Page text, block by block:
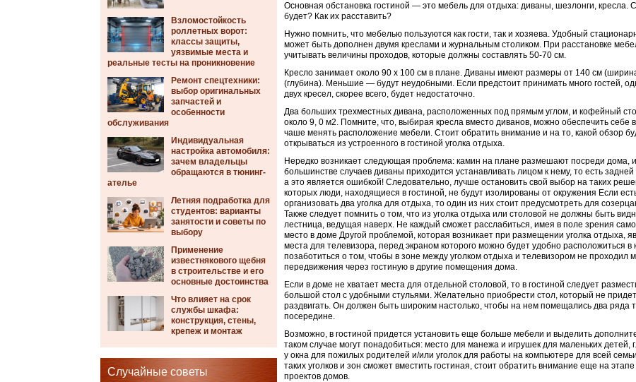
Взломостойкость
роллетных ворот:
классы защиты,
уязвимые места и
реальные тесты на проникновение
Ремонт спецтехники:
выбор оригинальных
запчастей и
особенности
обслуживания
Индивидуальная
настройка автомобиля:
зачем владельцы
обращаются в тюнинг-
ателье
Летняя подработка для
студентов: варианты
занятости и советы по
выбору
Применение
известнякового щебня
в строительстве и его
основные достоинства
Что влияет на срок
службы шкафа:
конструкция, стены,
крепеж и монтаж
Случайные советы
Основная обстановка гостиной — это мебель для отдыха: диваны, шезлонги, кресла.
будет? Как их расставить?
Нужно помнить, что мебелью пользуются как гости, так и хозяева. Удобный
может быть дополнен двумя креслами и журнальным столиком. При расстановке
учитывать величины проходов, которые должны составлять 50-70 см.
Кресло занимает около 90 х 100 см в плане. Диваны имеют размеры от 140 см
(глубина). Меньшие — будут неудобными. Если предстоит принимать много гостей,
двух кресел, скорее всего, будет недостаточно.
Два больших трехместных дивана, расположенных под прямым углом, и кофейный
около 9, 0 м2. Помните, что, выбирая кресла вместо диванов, можно обеспечить себе
чаше менять расположение мебели. Стоит обратить внимание и на то, какой обзор
открываться из устроенного в гостиной уголка отдыха.
Нередко возникает следующая проблема: камин на плане размешают посреди дома,
большинстве случаев диваны приходится устанавливать лицом к нему, то есть задней
а это является ошибкой! Следовательно, лучше остановить свой выбор на таких
которых люди, находящиеся в гостиной, не будут изолированы от окружения Если
организовать два уголка для отдыха, то один из них стоит предусмотреть для
Также следует помнить о том, что из уголка отдыха или столовой не должны быть
лестница, ведущая наверх. Не каждый сможет расслабиться, имея в поле зрения
место в доме Другой проблемой, которая возникает при размещении уголка отдыха,
места для телевизора, перед экраном которого можно будет удобно расположиться в
позаботиться о том, чтобы в зоне между уголком отдыха и телевизором не проходил
передвижения через гостиную в другие помещения дома.
Если в доме не хватает места для отдельной столовой, то в гостиной следует
большой стол с удобными стульями. Желательно приобрести стол, который не
раздвигать. Он должен быть широким настолько, чтобы на нем помещались два ряда
посередине.
Возможно, в гостиной придется установить еще больше мебели и выделить
таком случае могут понадобиться: место для манежа и игрушек для маленьких детей,
у окна для пожилых родителей и/или уголок для работы на компьютере для всей
таких уголков и зон сможет вместить гостиная, стоит обратить внимание еще на
проектов домов.